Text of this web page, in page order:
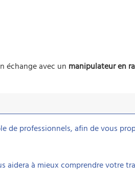
échange avec un manipulateur en
de professionnels, afin de vous
aidera à mieux comprendre votre